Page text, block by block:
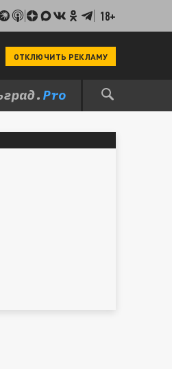
18+
ОТКЛЮЧИТЬ РЕКЛАМУ